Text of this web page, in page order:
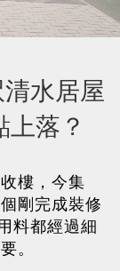
水居屋
落？
樓，今集
剛完成裝修
料都經過細
。